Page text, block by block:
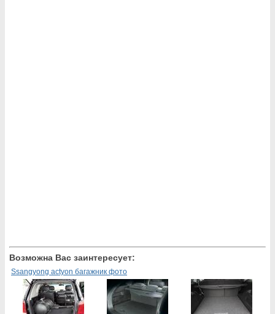
Возможна Вас заинтересует:
Ssangyong actyon багажник фото